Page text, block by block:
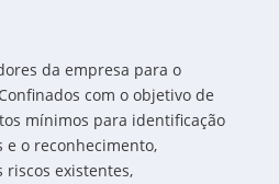
da empresa para o
com o objetivo de
mínimos para identificação
e o reconhecimento,
riscos existentes,